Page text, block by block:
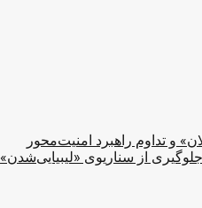
و تداوم راهبرد امنیت‌محور
از سناریوی «لیبیایی‌شدن»